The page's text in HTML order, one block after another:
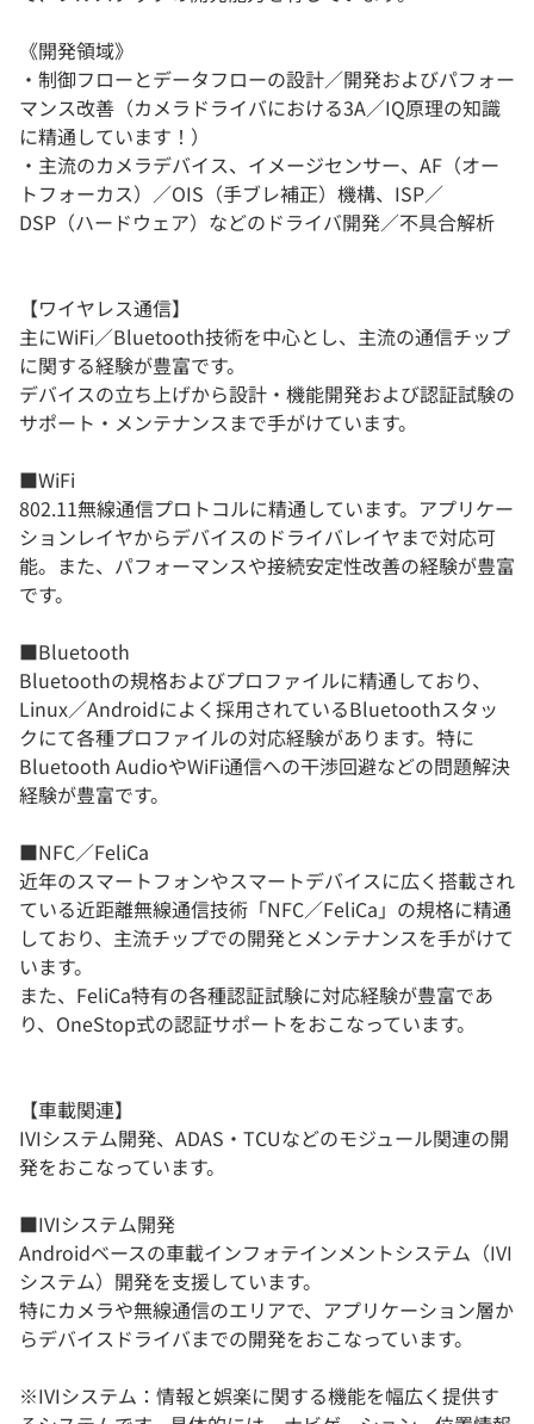
《開発領域》
・制御フローとデータフローの設計／開発およびパフォー
マンス改善（カメラドライバにおける3A／IQ原理の知識
に精通しています！）
・主流のカメラデバイス、イメージセンサー、AF（オー
トフォーカス）／OIS（手ブレ補正）機構、ISP／
DSP（ハードウェア）などのドライバ開発／不具合解析
【ワイヤレス通信】
主にWiFi／Bluetooth技術を中心とし、主流の通信チップ
に関する経験が豊富です。
デバイスの立ち上げから設計・機能開発および認証試験の
サポート・メンテナンスまで手がけています。
■WiFi
802.11無線通信プロトコルに精通しています。アプリケー
ションレイヤからデバイスのドライバレイヤまで対応可
能。また、パフォーマンスや接続安定性改善の経験が豊富
です。
■Bluetooth
Bluetoothの規格およびプロファイルに精通しており、
Linux／Androidによく採用されているBluetoothスタッ
クにて各種プロファイルの対応経験があります。特に
Bluetooth AudioやWiFi通信への干渉回避などの問題解決
経験が豊富です。
■NFC／FeliCa
近年のスマートフォンやスマートデバイスに広く搭載され
ている近距離無線通信技術「NFC／FeliCa」の規格に精通
しており、主流チップでの開発とメンテナンスを手がけて
います。
​また、FeliCa特有の各種認証試験に対応経験が豊富であ
り、OneStop式の認証サポートをおこなっています。
【車載関連】
IVIシステム開発、ADAS・TCUなどのモジュール関連の開
発をおこなっています。
■IVIシステム開発
Androidベースの車載インフォテインメントシステム（IVI
システム）開発を支援しています。
特にカメラや無線通信のエリアで、アプリケーション層か
らデバイスドライバまでの開発をおこなっています。
※IVIシステム：情報と娯楽に関する機能を幅広く提供す